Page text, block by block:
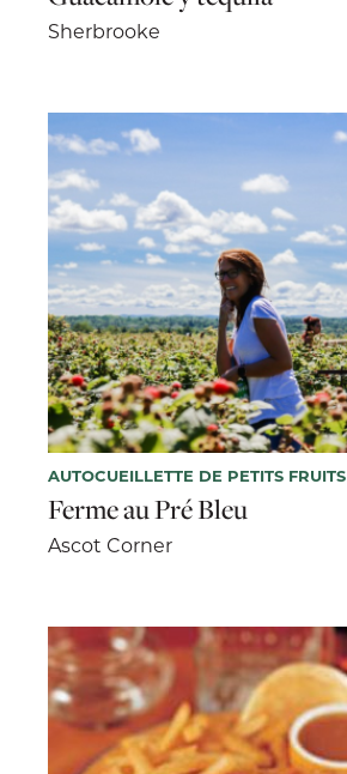
Sherbrooke
AUTOCUEILLETTE DE PETITS FRUITS
Ferme au Pré Bleu
Ascot Corner